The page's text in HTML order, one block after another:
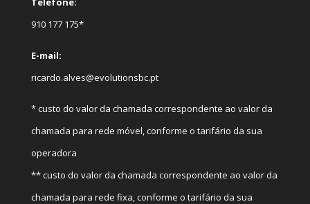
910 177 175*
E-mail:
ricardo.alves@evolutionsbc.pt
* custo do valor da chamada correspondente ao valor da
chamada para rede móvel, conforme o tarifário da sua
operadora
** custo do valor da chamada correspondente ao valor da
chamada para rede fixa, conforme o tarifário da sua